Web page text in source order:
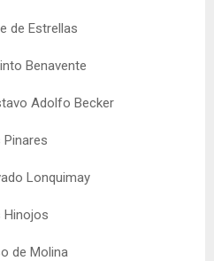
de Estrellas
Benavente
Adolfo Becker
Pinares
Lonquimay
Hinojos
de Molina